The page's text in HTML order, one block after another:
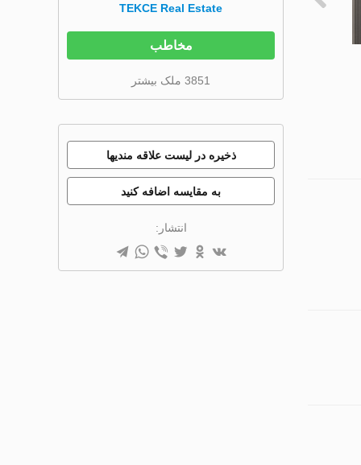
TEKCE Real Estate
مخاطب
3851 ملک بیشتر
ذخیره در لیست علاقه مندیها
به مقایسه اضافه کنید
انتشار: